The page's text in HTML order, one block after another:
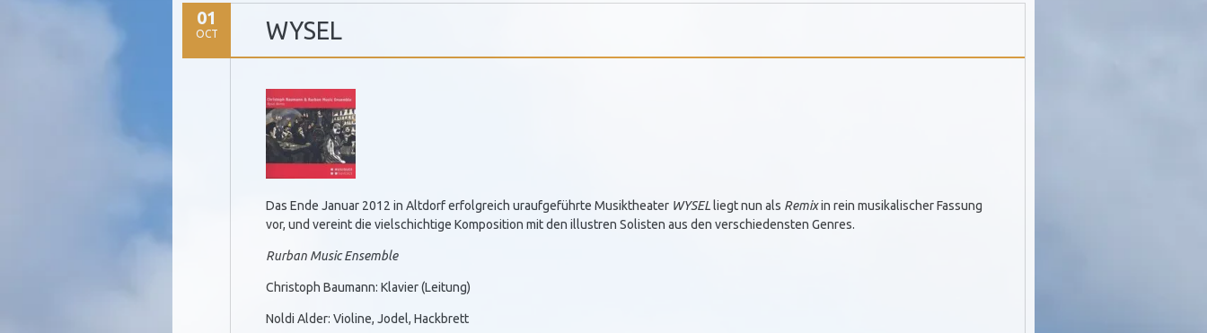
01
OCT WYSEL
Das Ende Januar 2012 in Altdorf erfolgreich uraufgeführte Musiktheater WYSELliegt nun als Remixin rein musikalischer Fassung
vor, und vereint die vielschichtige Komposition mit den illustren Solisten aus den verschiedensten Genres.
Rurban Music Ensemble
Christoph Baumann: Klavier (Leitung)
Noldi Alder: Violine, Jodel, Hackbrett